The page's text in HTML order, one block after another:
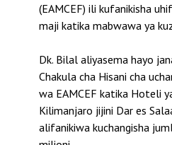
(EAMCEF) ili kufanikisha
maji katika mabwawa ya
Dk. Bilal aliyasema hayo
Chakula cha Hisani cha
wa EAMCEF katika Hoteli
Kilimanjaro jijini Dar es
alifanikiwa kuchangisha